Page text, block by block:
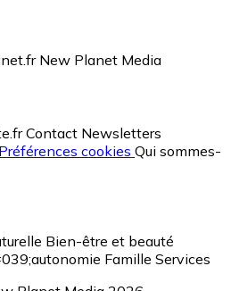
New Planet Media
Contact Newsletters
Préférences cookies Qui sommes-
Bien-être et beauté
Famille Services